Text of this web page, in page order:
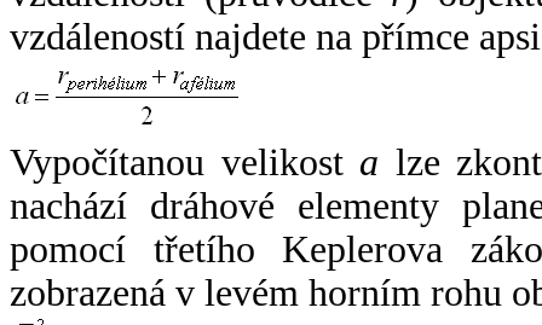
vzdáleností najdete na přímce
Vypočítanou velikost a lze
nachází dráhové elementy
pomocí třetího Keplerova
zobrazená v levém horním rohu